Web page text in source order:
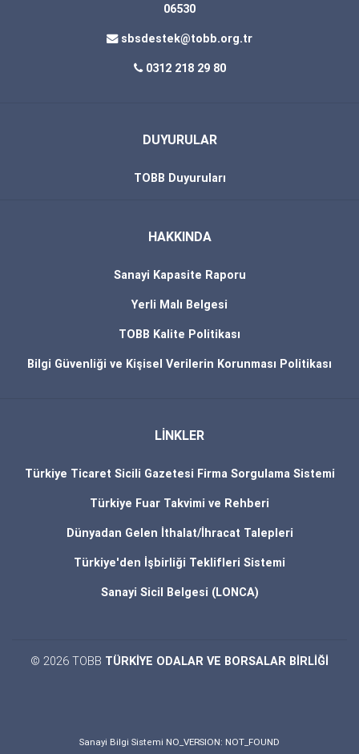
06530
sbsdestek@tobb.org.tr
0312 218 29 80
DUYURULAR
TOBB Duyuruları
HAKKINDA
Sanayi Kapasite Raporu
Yerli Malı Belgesi
TOBB Kalite Politikası
Bilgi Güvenliği ve Kişisel Verilerin Korunması Politikası
LİNKLER
Türkiye Ticaret Sicili Gazetesi Firma Sorgulama Sistemi
Türkiye Fuar Takvimi ve Rehberi
Dünyadan Gelen İthalat/İhracat Talepleri
Türkiye'den İşbirliği Teklifleri Sistemi
Sanayi Sicil Belgesi (LONCA)
© 2026 TOBB TÜRKİYE ODALAR VE BORSALAR BİRLİĞİ
Sanayi Bilgi Sistemi NO_VERSION: NOT_FOUND